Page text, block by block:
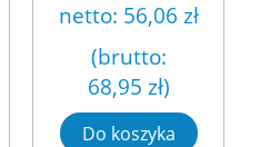
netto: 56,06 zł
(brutto:
68,95 zł)
Do koszyka